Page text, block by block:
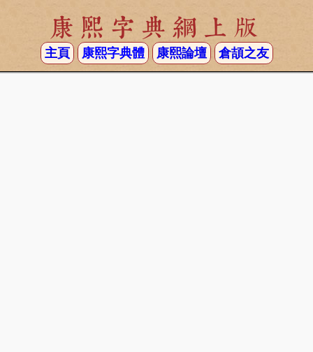
康熙字典網上版
主頁 康熙字典體 康熙論壇 倉頡之友